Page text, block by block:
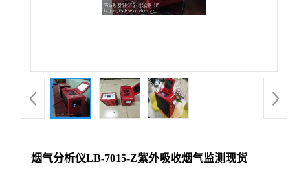
品
厅
烟气分析仪LB-7015-Z紫外吸收烟气监测现货